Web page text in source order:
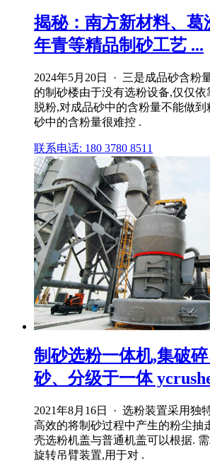
揭秘：南方新材料、葛
年青等精品制砂工艺 ...
2024年5月20日 · 三是成品砂含粉
的制砂楼由于没有选粉设备,仅仅
脱粉,对成品砂中的含粉量不能做
砂中的含粉量很难控 .
联系电话: 180 3780 8511
制砂选粉一体机,集破
砂、分级于一体
2021年8月16日 · 选粉装置采用独
高效的将制砂过程中产生的粉尘抽
壳选粉机盖与普通机盖可以根据.
旋转吊臂装置,用于对 .